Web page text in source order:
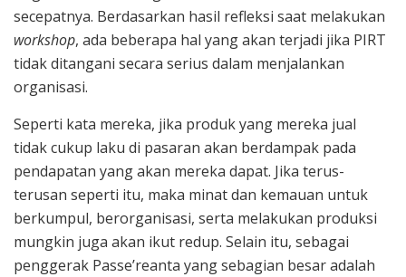
secepatnya. Berdasarkan hasil refleksi saat melakukan
workshop, ada beberapa hal yang akan terjadi jika PIRT
tidak ditangani secara serius dalam menjalankan
organisasi.
Seperti kata mereka, jika produk yang mereka jual
tidak cukup laku di pasaran akan berdampak pada
pendapatan yang akan mereka dapat. Jika terus-
terusan seperti itu, maka minat dan kemauan untuk
berkumpul, berorganisasi, serta melakukan produksi
mungkin juga akan ikut redup. Selain itu, sebagai
penggerak Passe’reanta yang sebagian besar adalah